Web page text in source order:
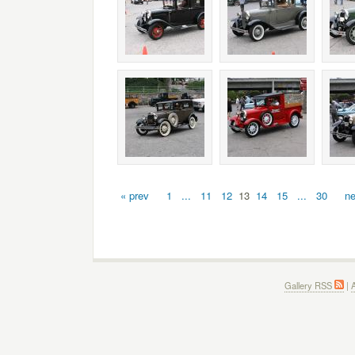
« prev 1 ... 11 12 13 14 15 ... 30
Gallery RSS |